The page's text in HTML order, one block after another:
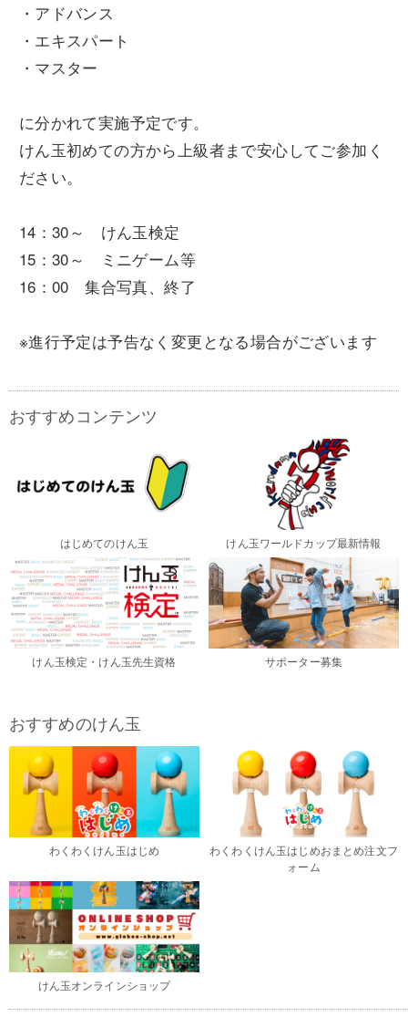
・アドバンス
・エキスパート
・マスター
に分かれて実施予定です。
けん玉初めての方から上級者まで安心してご参加く
ださい。
14：30～ けん玉検定
15：30～ ミニゲーム等
16：00 集合写真、終了
※進行予定は予告なく変更となる場合がございます
おすすめコンテンツ
はじめてのけん玉 けん玉ワールドカップ最新情報
けん玉検定・けん玉先生資格 サポーター募集
おすすめのけん玉
わくわくけん玉はじめ
わくわくけん玉はじめおまとめ注文フ
ォーム
けん玉オンラインショップ